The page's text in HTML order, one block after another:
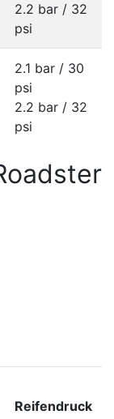
2.2 bar / 32
psi
2.1 bar / 30
psi
2.2 bar / 32
psi
Reifendruck